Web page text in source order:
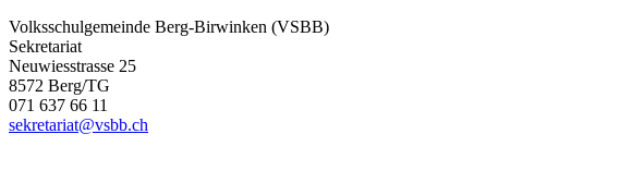
Volksschulgemeinde Berg-Birwinken (VSBB)
Sekretariat
Neuwiesstrasse 25
8572 Berg/TG
071 637 66 11
sekretariat@vsbb.ch